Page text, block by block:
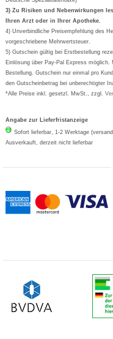
Formoline
Wick
Eucerin
Basica
3) Zu Risiken und Nebenwirkungen
Ihren Arzt oder in Ihrer Apotheke.
4) Unverbindliche Preisempfehlung des
vorgeschriebene Mehrwertsteuer.
5) Gutschein gültig bei Erstbestellung
Einlösung über Pay-Pal Express
Bestellung. Gutschein nur einmal pro
den Gutscheinbetrag bei unberechtigter
*Alle Preise inkl. gesetzl. MwSt., zzgl.
Angabe zur Lieferfristanzeige
Sofort lieferbar, 1-2 Werktage
Ausverkauft, derzeit nicht lieferbar